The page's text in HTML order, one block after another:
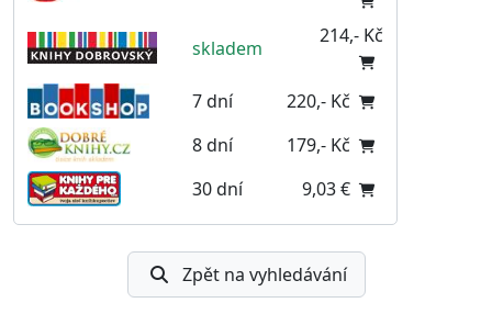
skladem
214,- Kč
7 dní
220,- Kč
8 dní
179,- Kč
30 dní
9,03 €
Zpět na vyhledávání